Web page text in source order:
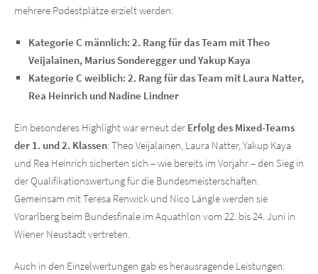
mehrere Podestplätze erzielt werden:
Kategorie C männlich: 2. Rang für das Team mit Theo
Veijalainen, Marius Sonderegger und Yakup Kaya
Kategorie C weiblich: 2. Rang für das Team mit Laura Natter,
Rea Heinrich und Nadine Lindner
Ein besonderes Highlight war erneut der Erfolg des Mixed-Teams
der 1. und 2. Klassen: Theo Veijalainen, Laura Natter, Yakup Kaya
und Rea Heinrich sicherten sich – wie bereits im Vorjahr – den Sieg in
der Qualifikationswertung für die Bundesmeisterschaften.
Gemeinsam mit Teresa Renwick und Nico Längle werden sie
Vorarlberg beim Bundesfinale im Aquathlon vom 22. bis 24. Juni in
Wiener Neustadt vertreten.
Auch in den Einzelwertungen gab es herausragende Leistungen: